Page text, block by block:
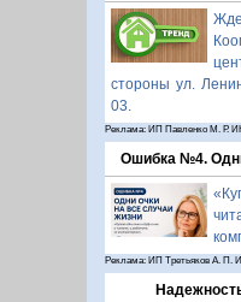
стороны ул.
03.
Реклама: ИП Павленко М. Р.
Ошибка №4.
Реклама: ИП Третьяков А. П.